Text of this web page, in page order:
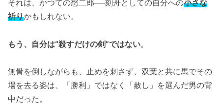
それは、かつての愁二郎──刻舟としての自分への小さな
祈りかもしれない。
もう、自分は“殺すだけの剣”ではない。
無骨を倒しながらも、止めを刺さず、双葉と共に馬でその
場を去る姿は、「勝利」ではなく「赦し」を選んだ男の背
中だった。